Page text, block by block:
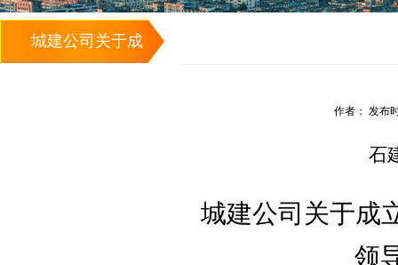
城建公司关于成
作者： 发布
石
城建公司关于成
领